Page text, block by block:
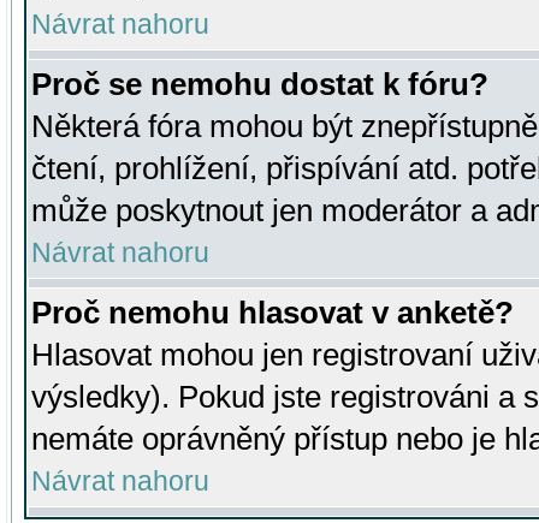
Návrat nahoru
Proč se nemohu dostat k fóru?
Některá fóra mohou být
čtení, prohlížení, přispívání atd.
může poskytnout jen moderátor a
Návrat nahoru
Proč nemohu hlasovat v anketě?
Hlasovat mohou jen registrovaní
výsledky). Pokud jste registrováni a
nemáte oprávněný přístup nebo je
Návrat nahoru